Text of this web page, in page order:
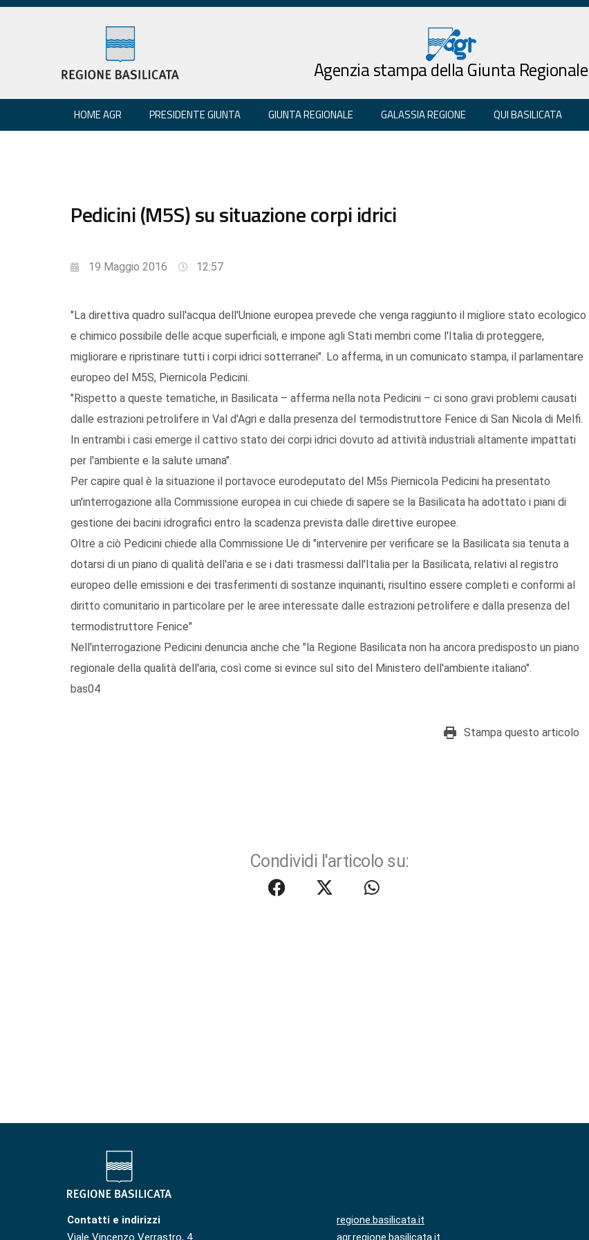
Agenzia stampa della Giunta Regionale
HOME AGR PRESIDENTE GIUNTA GIUNTA REGIONALE GALASSIA REGIONE QUI BASILICATA
Pedicini (M5S) su situazione corpi idrici
19 Maggio 2016 12:57
"La direttiva quadro sull'acqua dell'Unione europea prevede che venga raggiunto il migliore stato ecologico
e chimico possibile delle acque superficiali, e impone agli Stati membri come l'Italia di proteggere,
migliorare e ripristinare tutti i corpi idrici sotterranei". Lo afferma, in un comunicato stampa, il parlamentare
europeo del M5S, Piernicola Pedicini.
"Rispetto a queste tematiche, in Basilicata – afferma nella nota Pedicini – ci sono gravi problemi causati
dalle estrazioni petrolifere in Val d'Agri e dalla presenza del termodistruttore Fenice di San Nicola di Melfi.
In entrambi i casi emerge il cattivo stato dei corpi idrici dovuto ad attività industriali altamente impattati
per l'ambiente e la salute umana".
Per capire qual è la situazione il portavoce eurodeputato del M5s Piernicola Pedicini ha presentato
un'interrogazione alla Commissione europea in cui chiede di sapere se la Basilicata ha adottato i piani di
gestione dei bacini idrografici entro la scadenza prevista dalle direttive europee.
Oltre a ciò Pedicini chiede alla Commissione Ue di "intervenire per verificare se la Basilicata sia tenuta a
dotarsi di un piano di qualità dell'aria e se i dati trasmessi dall'Italia per la Basilicata, relativi al registro
europeo delle emissioni e dei trasferimenti di sostanze inquinanti, risultino essere completi e conformi al
diritto comunitario in particolare per le aree interessate dalle estrazioni petrolifere e dalla presenza del
termodistruttore Fenice"
Nell'interrogazione Pedicini denuncia anche che "la Regione Basilicata non ha ancora predisposto un piano
regionale della qualità dell'aria, così come si evince sul sito del Ministero dell'ambiente italiano".
bas04
Stampa questo articolo
Condividi l'articolo su:
Contatti e indirizzi
Viale Vincenzo Verrastro, 4
regione.basilicata.it
agr.regione.basilicata.it